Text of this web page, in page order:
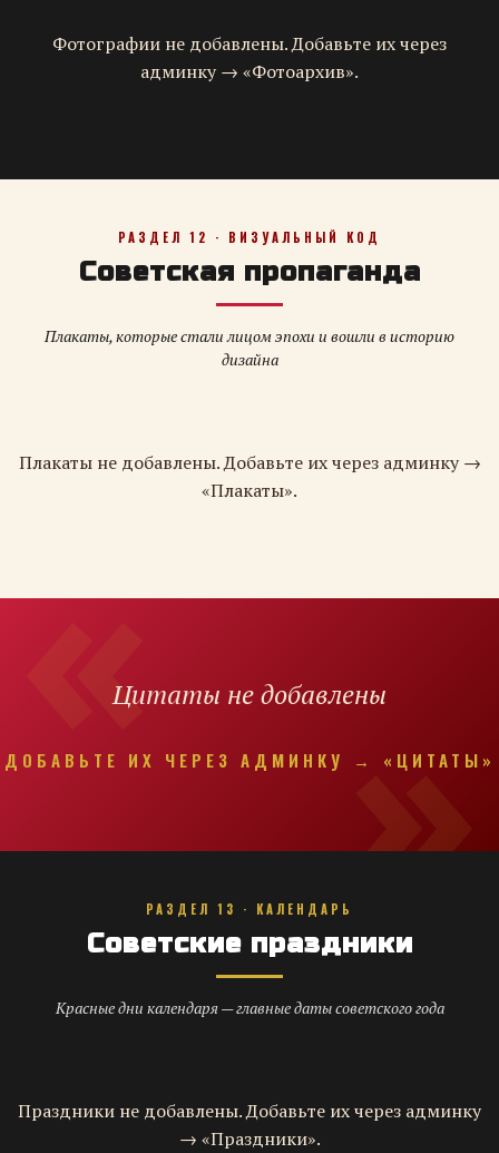
Фотографии не добавлены. Добавьте их через
админку → «Фотоархив».
РАЗДЕЛ 12 · ВИЗУАЛЬНЫЙ КОД
Советская пропаганда
Плакаты, которые стали лицом эпохи и вошли в историю
дизайна
Плакаты не добавлены. Добавьте их через админку →
«Плакаты».
Цитаты не добавлены
ДОБАВЬТЕ ИХ ЧЕРЕЗ АДМИНКУ → «ЦИТАТЫ»
РАЗДЕЛ 13 · КАЛЕНДАРЬ
Советские праздники
Красные дни календаря — главные даты советского года
Праздники не добавлены. Добавьте их через админку
→ «Праздники».